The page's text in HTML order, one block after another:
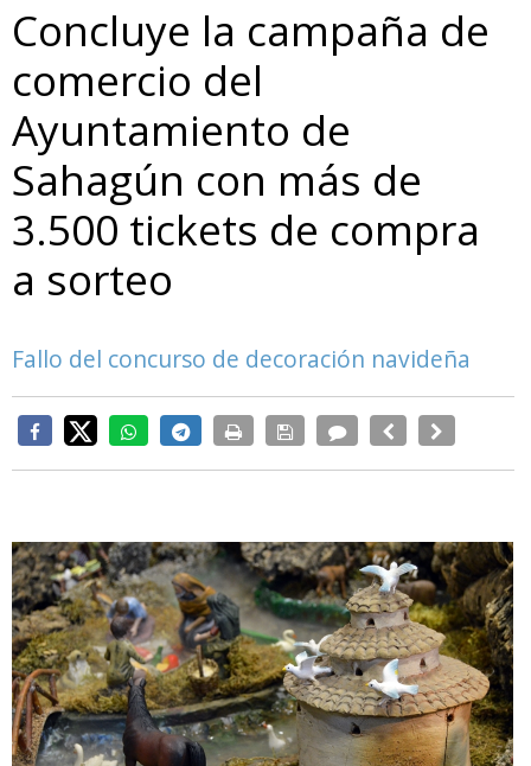
Concluye la campaña de
comercio del
Ayuntamiento de
Sahagún con más de
3.500 tickets de compra
a sorteo
Fallo del concurso de decoración navideña